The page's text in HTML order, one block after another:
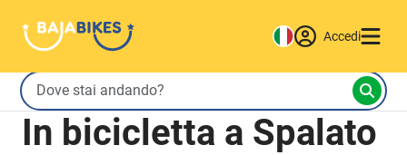
Accedi
In bicicletta a Spalato